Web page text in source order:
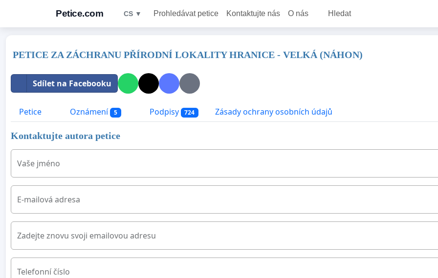
Petice.com CS ▼ Prohledávat petice Kontaktujte nás O nás Hledat
PETICE ZA ZÁCHRANU PŘÍRODNÍ LOKALITY HRANICE - VELKÁ (NÁHON)
Sdílet na Facebooku
Petice Oznámení 5 Podpisy 724 Zásady ochrany osobních údajů
Kontaktujte autora petice
Vaše jméno
E-mailová adresa
Zadejte znovu svoji emailovou adresu
Telefonní číslo